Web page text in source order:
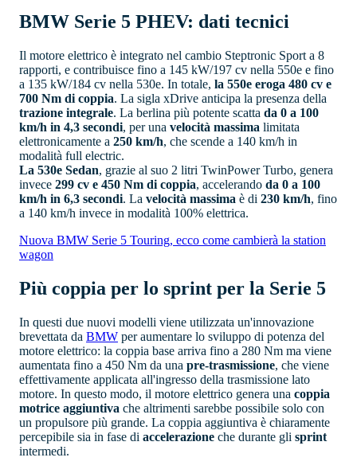
BMW Serie 5 PHEV: dati tecnici
Il motore elettrico è integrato nel cambio Steptronic Sport a 8
rapporti, e contribuisce fino a 145 kW/197 cv nella 550e e fino
a 135 kW/184 cv nella 530e. In totale, la 550e eroga 480 cv e
700 Nm di coppia. La sigla xDrive anticipa la presenza della
trazione integrale. La berlina più potente scatta da 0 a 100
km/h in 4,3 secondi, per una velocità massima limitata
elettronicamente a 250 km/h, che scende a 140 km/h in
modalità full electric.
La 530e Sedan, grazie al suo 2 litri TwinPower Turbo, genera
invece 299 cv e 450 Nm di coppia, accelerando da 0 a 100
km/h in 6,3 secondi. La velocità massima è di 230 km/h, fino
a 140 km/h invece in modalità 100% elettrica.
Nuova BMW Serie 5 Touring, ecco come cambierà la station
wagon
Più coppia per lo sprint per la Serie 5
In questi due nuovi modelli viene utilizzata un'innovazione
brevettata da BMW per aumentare lo sviluppo di potenza del
motore elettrico: la coppia base arriva fino a 280 Nm ma viene
aumentata fino a 450 Nm da una pre-trasmissione, che viene
effettivamente applicata all'ingresso della trasmissione lato
motore. In questo modo, il motore elettrico genera una coppia
motrice aggiuntiva che altrimenti sarebbe possibile solo con
un propulsore più grande. La coppia aggiuntiva è chiaramente
percepibile sia in fase di accelerazione che durante gli sprint
intermedi.